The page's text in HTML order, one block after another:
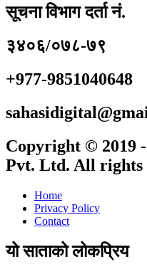
सूचना विभाग दर्ता नं.
३४०६/०७८-७९
+977-9851040648
Copyright © 2019
Pvt. Ltd. All rights
Home
Privacy Policy
Contact
यो साताको लोकप्रिय